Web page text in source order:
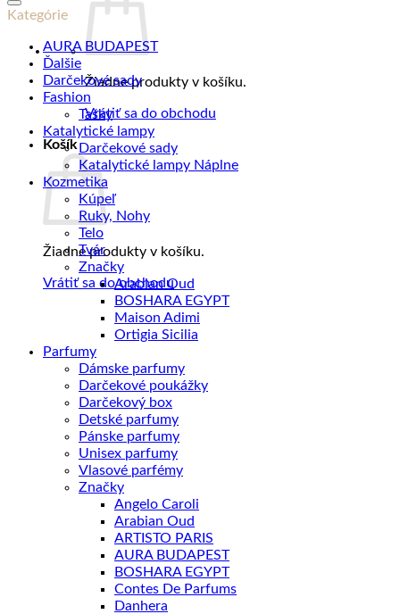
Žiadne produkty v košíku.
Vrátiť sa do obchodu
Košík
Žiadne produkty v košíku.
Vrátiť sa do obchodu
náplň
500
ml
+
vonný
sáčok
ARAMAIK
Kategórie
AURA BUDAPEST
Ďalšie
Darčekové sady
Fashion
Tašky
Katalytické lampy
Darčekové sady
Katalytické lampy Náplne
Kozmetika
Kúpeľ
Ruky, Nohy
Telo
Tvár
Značky
Arabian Oud
BOSHARA EGYPT
Maison Adimi
Ortigia Sicilia
Parfumy
Dámske parfumy
Darčekové poukážky
Darčekový box
Detské parfumy
Pánske parfumy
Unisex parfumy
Vlasové parfémy
Značky
Angelo Caroli
Arabian Oud
ARTISTO PARIS
AURA BUDAPEST
BOSHARA EGYPT
Contes De Parfums
Danhera